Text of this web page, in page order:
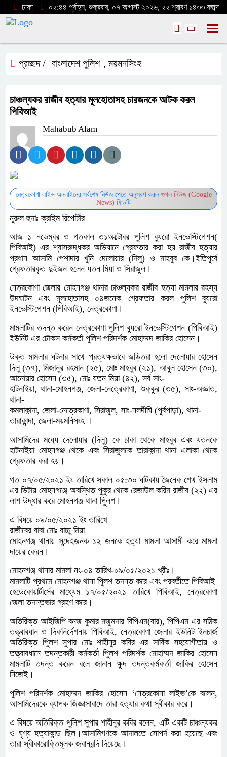
ঢাকা ০২:৪৪ পূর্বাহ্ন, শুক্রবার, ০৭ অগাস্ট ২০২৬, ২২ শ্রাবণ ১৪৩৩ বঙ্গাব্দ
প্রচ্ছদ / বাংলাদেশ পুলিশ , ময়মনসিংহ
চাঞ্চল্যকর রাজীব হত্যার মূলহোতাসহ চারজনকে আটক করল
পিবিআই
Mahabub Alam
নেত্রকোণা লাইভ অনলাইনের সর্বশেষ নিউজ পেতে অনুসরণ করুন গুগল নিউজ (Google
News) ফিডটি
নূরুল হুদাঃ ক্রাইম রিপোর্টার
আজ ১ নভেম্বর ও গতকাল ৩১অক্টোবর পুলিশ ব্যুরো ইনভেস্টিগেশন(
পিবিআই) এর শ্বাসরুদ্ধকর অভিযানে গ্রেফতার করা হয় রাজীব হত্যার
প্রধান আসামি পেশাদার খুনি দেলোয়ার (দিলু) ও মাহবুব কে।ইতিপূর্বে
গ্রেফতারকৃত দুইজন হলেন যতন মিয়া ও সিরাজুল।
নেত্রকোণা জেলার মোহনগঞ্জ থানার চাঞ্চল্যকর রাজীব হত্যা মামলার রহস্য
উদঘাটন এবং মূলহোতাসহ ০৪জনেক গ্রেফতার করল পুলিশ ব্যুরো
ইনভেস্টিগেশন (পিবিআই), নেত্রকোণা।
মামলাটির তদন্ত করেন নেত্রকোণা পুলিশ ব্যুরো ইনভেস্টিগেশন (পিবিআই)
ইউনিট এর চৌকস কর্মকর্তা পুলিশ পরিদর্শক মোহাম্মদ জাকির হোসেন।
উক্ত মামলার ঘটনার সাথে প্রত্যক্ষভাবে জড়িতরা হলো দেলোয়ার হােসেন
দিলু (৩৭), মিজানুর রহমান (২৫), মোঃ মাহবুব (২১), আবুল হােসেন (৩০),
আনোয়ার হােসেন (৩৫), মোঃ যতন মিয়া (৪২), সর্ব সাং-
হাটনাইয়া, থানা-মোহনগঞ্জ, জেলা-নেত্রেকাণা, শুক্কুর (৩৫), সাং-অজ্ঞাত,
থানা-
কমলাকান্দা, জেলা-নেত্রেকাণা, সিরাজুল, সাং-নলদীঘি (পূর্বপাড়া), থানা-
তারাকান্দা, জেলা-ময়মনিসংহ ।
আসামিদের মধ্যে দেলোয়ার (দিলু) কে ঢাকা থেকে মাহবুব এবং যতনকে
হাটনাইয়া মোহনগঞ্জ থেকে এবং সিরাজুলকে তারাকান্দা থানা এলাকা থেকে
গ্রেফতার করা হয়।
গত ০৭/০৫/২০২১ ইং তারিখে সকাল ০৫:৩০ ঘটিকায় জৈনেক শেখ ইসলাম
এর ভিটায় মোহনগঞ্জে অবস্থিত পুকুর থেকে রেজাউল করিম রাজীব (২২) এর
লাশ উদ্ধার করে মোহনগঞ্জ থানা পুিলশ।
এ বিষয়ে ০৯/০৫/২০২১ ইং তারিখে
রাজীবের বাবা মোঃ বাচ্চু মিয়া
মোহনগঞ্জ থানায় সন্দেহজনক ১২ জনকে হত্যা মামলা আসামী করে মামলা
দায়ের কেরন।
মোহনগঞ্জ থানার মামলা নং-০৪ তারিখ-০৯/০৫/২০২১ খ্রীঃ।
মামলাটি প্রথমে মোহনগঞ্জ থানা পুিলশ তদন্ত করে এবং পরবর্তীতে পিবিআই
হেডেকোয়ার্টার্সের মাধ্যেম ১৭/০৫/২০২১ তারিখে পিবিআই, নেত্রকোণা
জেলা তদন্তভার গ্রহণ করে।
অতিরিক্ত আইজিপি বনজ কুমার মজুমদার বিপিএম(বার), পিপিএম এর সঠিক
তত্ত্বাবধান ও দিকনির্দেশনায় পিবিআই, নেত্রকোণা জেলার ইউনিট ইনচার্জ
অতিরিক্ত পুিলশ সুপার মোঃ শাহীনুর কবির এর সার্বিক সহযোগীতায় ও
তত্ত্বাবধানে তদন্তকারী কর্মকর্তা পুিলশ পরিদর্শক মোহাম্মদ জাকির হোসেন
মামলাটি তদন্ত করেন বলে জানান ক্ষুদ তদন্তকর্মকর্তা জাকির হোসেন
নিজেই।
পুলিশ পরিদর্শক মোহাম্মদ জাকির হোসেন ‘নেত্রকোনা লাইভ’কে বলেন,
আসামিদেরকে ব্যাপক জিজ্ঞাসাবাদে তারা হত্যার কথা স্বীকার করে।
এ বিষয়ে অতিরিক্ত পুলিশ সুপার শাহীনুর কবির বলেন, এটি একটি চাঞ্চল্যকর
ও ঘৃণ্য হত্যাকান্ড ছিল।আসামিগণকে আদালতে সোপর্দ করা হয়েছে এবং
তারা স্বীকারোক্তিমূলক জবানবন্দি দিয়েছে।